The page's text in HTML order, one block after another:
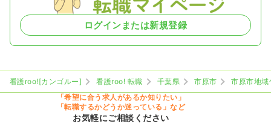
ログインまたは新規登録
看護roo![カンゴルー] 看護roo! 転職 千葉県 市原市
市原市地
「希望に合う求人があるか知りたい」
「転職するかどうか迷っている」など
お気軽にご相談ください